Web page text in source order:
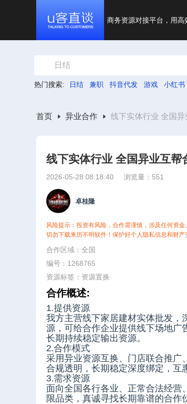
商务资源对接平台，用高
日结
热门搜索: 日结 兼职 抖音代发 游戏 小红书
首页 异业合作 线下实体行业 全国异
线下实体行业 全国异业互帮
2026-05-28 08:18:40 浏览量：551
卓桂隆
风险提示：投资有风险，合作需谨慎，涉及任何资金
切勿下载来历不明软件！保护好个人隐私信息和财产
合作区域：全国
编号：1268765
资源标签： 资源置换
合作概述:
1.提供资源
我方主营线下家居建材实体批发，
源，可给合作企业提供线下场地广
长期持续稳定输出资源。
2.合作模式
采用异业资源互换、门店联合推广
合规透明，长期稳定深度绑定，互
3.需求资源
面向全国各行各业、正常合法经
限品类，真诚寻找长期靠谱的合作